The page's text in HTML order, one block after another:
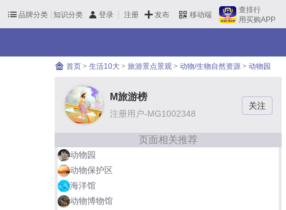
品牌分类 知识分类 登录 注册 发布 移动端
查排行
用买购APP
首页 > 生活10大 > 旅游景点景观 > 动物/生物自然资源 > 动物园
M旅游榜
注册用户-MG1002348
页面相关推荐
动物园
动物保护区
海洋馆
动物博物馆